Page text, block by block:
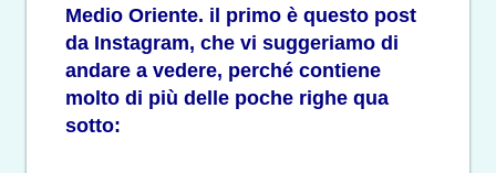
Medio Oriente. il primo è questo post
da Instagram, che vi suggeriamo di
andare a vedere, perché contiene
molto di più delle poche righe qua
sotto: